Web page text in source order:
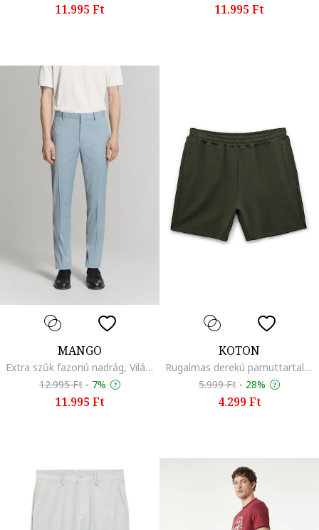
11.995 Ft 11.995 Ft
MANGO
Extra szűk fazonú nadrág, Világoskék
12.995 Ft - 7%
11.995 Ft
KOTON
Rugalmas derekú pamuttartalmú rövidnadrág, Sötét khaki
5.999 Ft - 28%
4.299 Ft